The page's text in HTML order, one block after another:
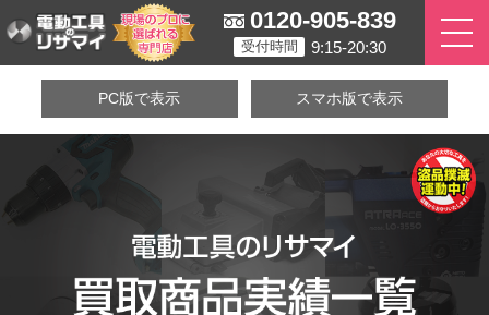
0120-905-839
受付時間 9:15-20:30
PC版で表示 スマホ版で表示